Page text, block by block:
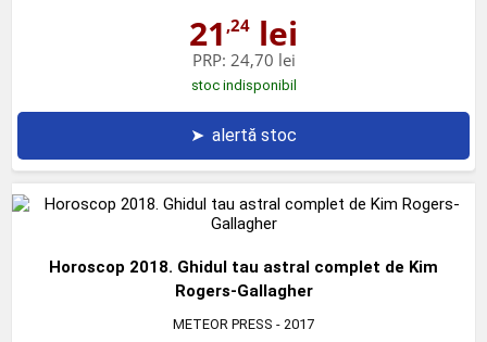
21 ,24 lei
PRP: 24,70 lei
stoc indisponibil
➤ alertă stoc
Horoscop 2018. Ghidul tau astral complet de Kim
Rogers-Gallagher
METEOR PRESS - 2017